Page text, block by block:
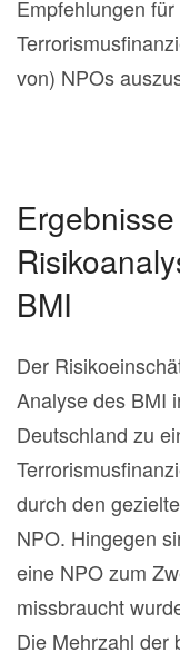
Empfehlungen
von) NPOs
BMI
Der
Analyse des BMI
Deutschland zu
durch den
NPO. Hingegen
eine NPO zum
missbraucht
Die Mehrzahl der